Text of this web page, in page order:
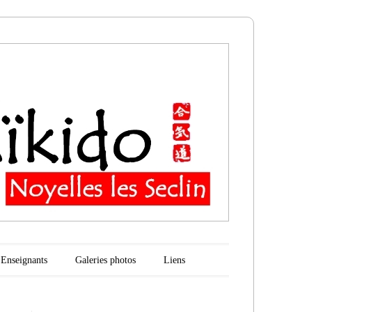
Enseignants Galeries photos Liens